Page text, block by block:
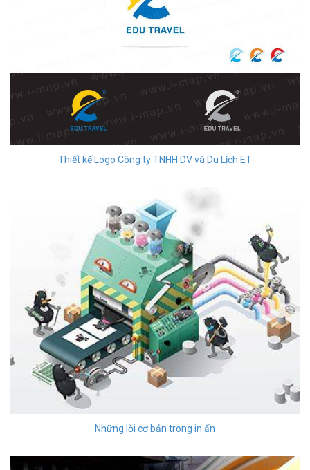
Thiết kế Logo Công ty TNHH DV và Du Lịch ET
Những lỗi cơ bản trong in ấn